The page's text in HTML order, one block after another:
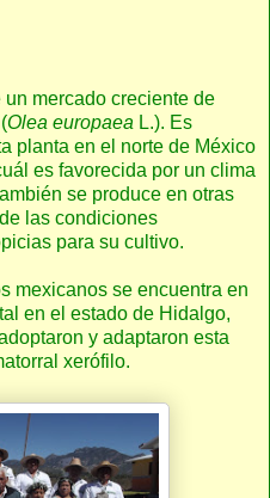
mercado creciente de
Olea europaea L.). Es
planta en el norte de México
es favorecida por un clima
se produce en otras
las condiciones
para su cultivo.
mexicanos se encuentra en
en el estado de Hidalgo,
y adaptaron esta
xerófilo.